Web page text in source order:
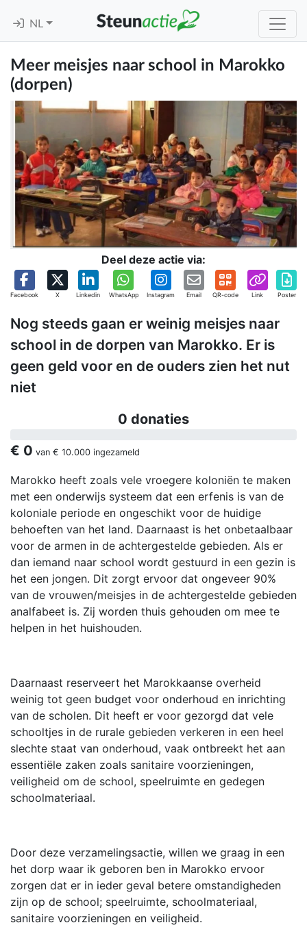
NL
Meer meisjes naar school in Marokko
(dorpen)
Deel deze actie via:
Facebook X Linkedin WhatsApp Instagram Email QR-code Link Poster
Nog steeds gaan er weinig meisjes naar
school in de dorpen van Marokko. Er is
geen geld voor en de ouders zien het nut
niet
0 donaties
€ 0 van € 10.000 ingezameld
Marokko heeft zoals vele vroegere koloniën te maken
met een onderwijs systeem dat een erfenis is van de
koloniale periode en ongeschikt voor de huidige
behoeften van het land. Daarnaast is het onbetaalbaar
voor de armen in de achtergestelde gebieden. Als er
dan iemand naar school wordt gestuurd in een gezin is
het een jongen. Dit zorgt ervoor dat ongeveer 90%
van de vrouwen/meisjes in de achtergestelde gebieden
analfabeet is. Zij worden thuis gehouden om mee te
helpen in het huishouden.
Daarnaast reserveert het Marokkaanse overheid
weinig tot geen budget voor onderhoud en inrichting
van de scholen. Dit heeft er voor gezorgd dat vele
schooltjes in de rurale gebieden verkeren in een heel
slechte staat van onderhoud, vaak ontbreekt het aan
essentiële zaken zoals sanitaire voorzieningen,
veiligheid om de school, speelruimte en gedegen
schoolmateriaal.
Door deze verzamelingsactie, willen we graag in een
het dorp waar ik geboren ben in Marokko ervoor
zorgen dat er in ieder geval betere omstandigheden
zijn op de school; speelruimte, schoolmateriaal,
sanitaire voorzieningen en veiligheid.